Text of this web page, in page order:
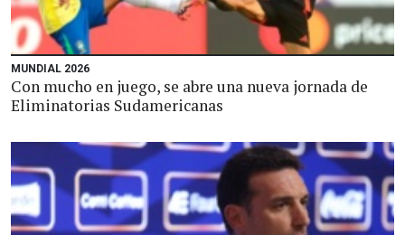
MUNDIAL 2026
Con mucho en juego, se abre una nueva jornada de
Eliminatorias Sudamericanas